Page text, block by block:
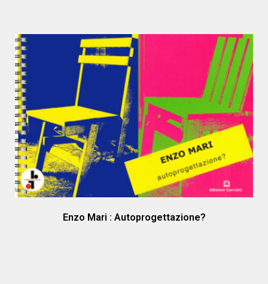
Enzo Mari : Autoprogettazione?